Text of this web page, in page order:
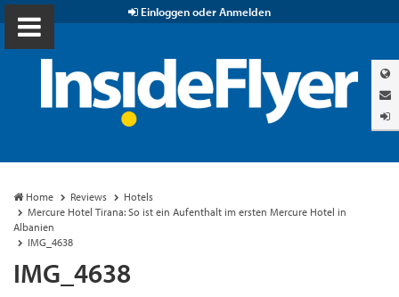
Einloggen oder Anmelden
Home Reviews
Hotels
Mercure Hotel Tirana: So ist ein Aufenthalt im ersten Mercure Hotel in
Albanien
IMG_4638
IMG_4638